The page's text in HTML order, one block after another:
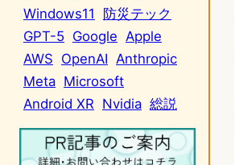
Windows11
防災テック
GPT-5 Google Apple
AWS OpenAI Anthropic
Meta Microsoft
Android XR Nvidia 総説